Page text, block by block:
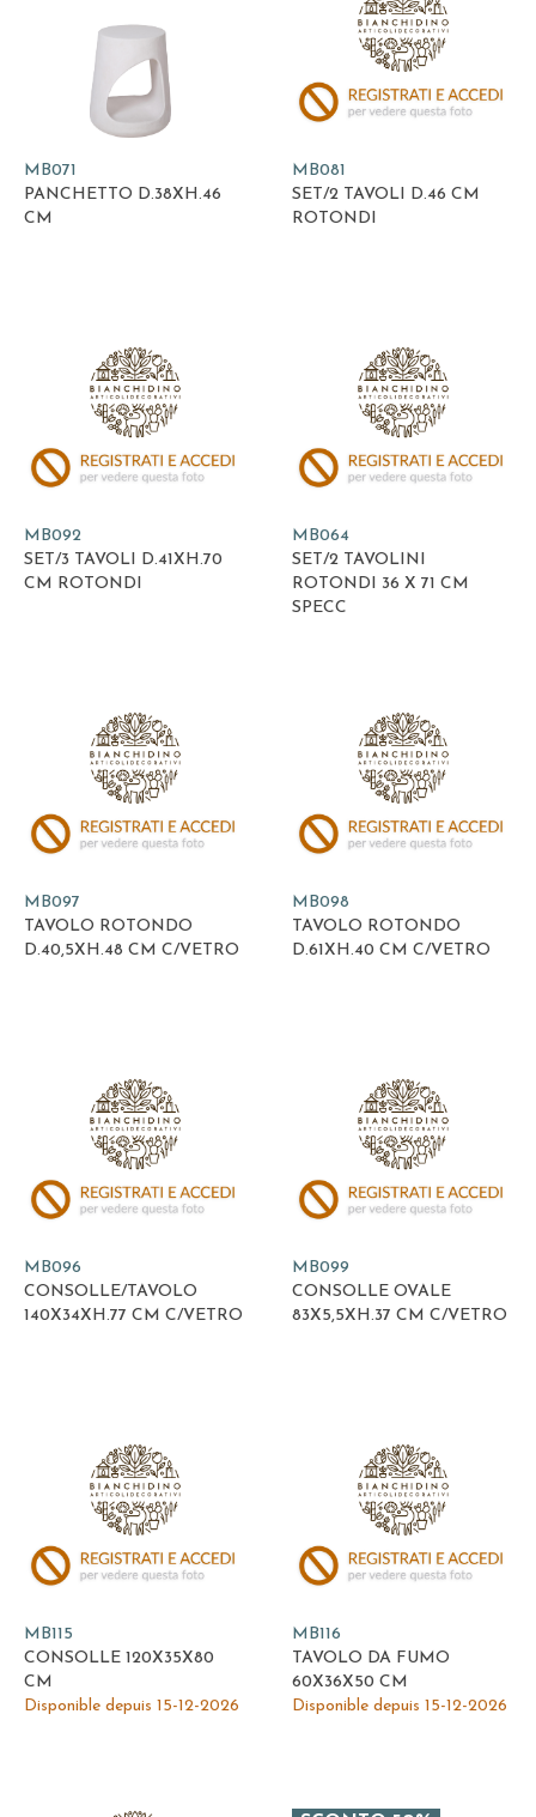
MB071
PANCHETTO D.38XH.46
CM
MB081
SET/2 TAVOLI D.46 CM
ROTONDI
MB092
SET/3 TAVOLI D.41XH.70
CM ROTONDI
MB064
SET/2 TAVOLINI
ROTONDI 36 X 71 CM
SPECC
MB097
TAVOLO ROTONDO
D.40,5XH.48 CM C/VETRO
MB098
TAVOLO ROTONDO
D.61XH.40 CM C/VETRO
MB096
CONSOLLE/TAVOLO
140X34XH.77 CM C/VETRO
MB099
CONSOLLE OVALE
83X5,5XH.37 CM C/VETRO
MB115
CONSOLLE 120X35X80
CM
Disponible depuis 15-12-2026
MB116
TAVOLO DA FUMO
60X36X50 CM
Disponible depuis 15-12-2026